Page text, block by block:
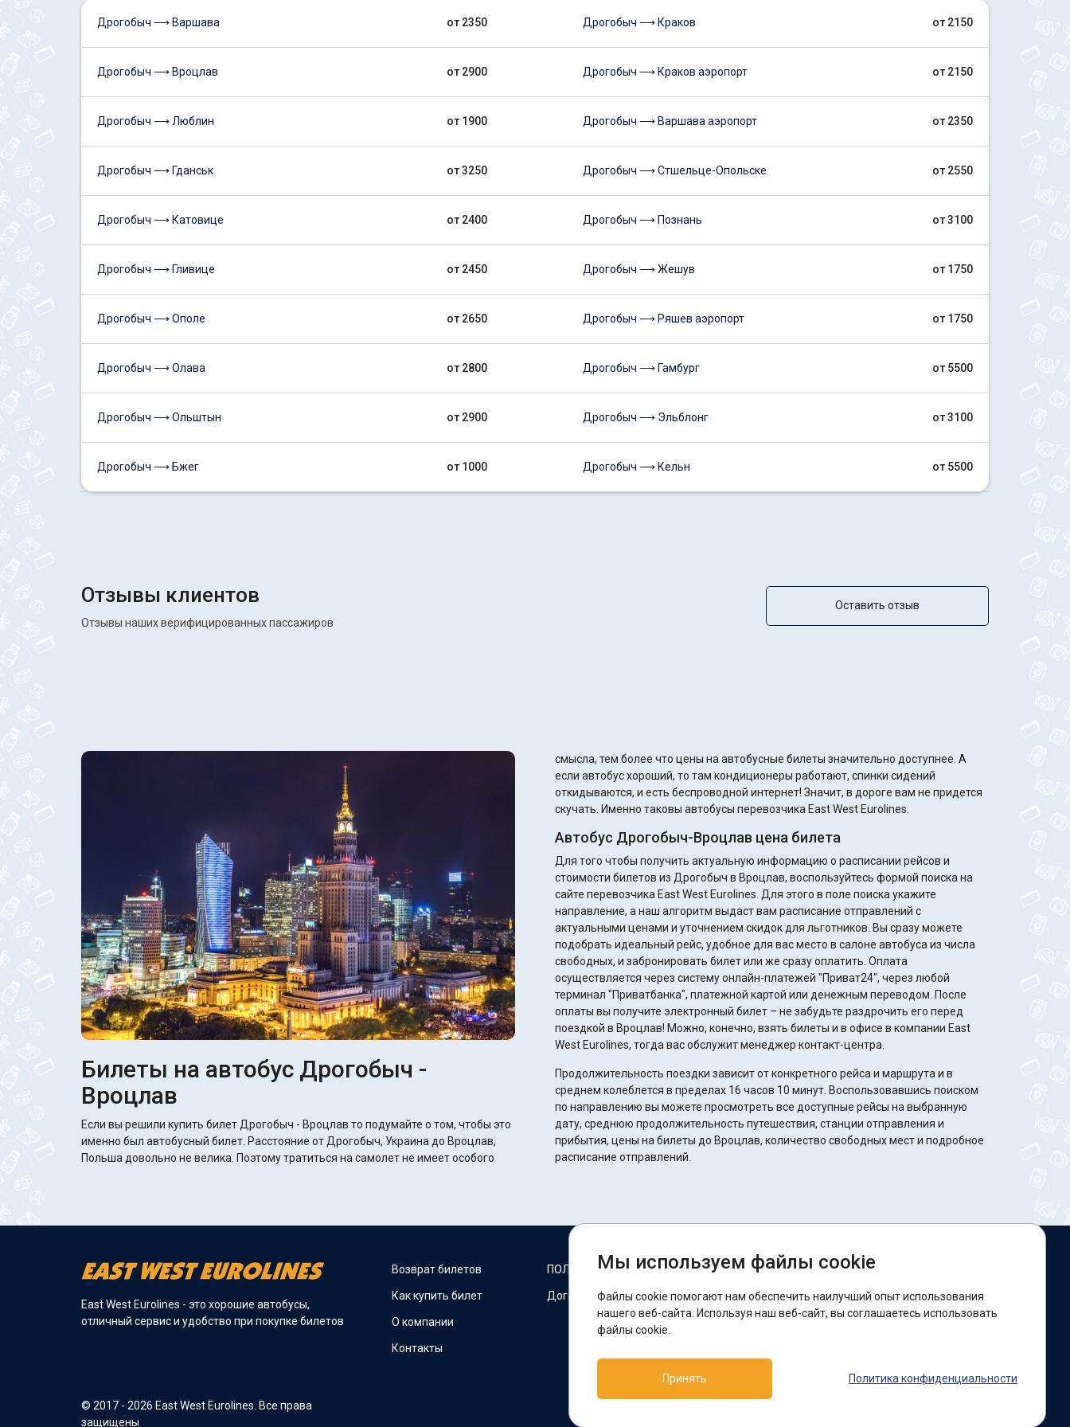
Дрогобыч ⟶ Варшава от 2350
Дрогобыч ⟶ Вроцлав от 2900
Дрогобыч ⟶ Люблин от 1900
Дрогобыч ⟶ Гданськ от 3250
Дрогобыч ⟶ Катовице от 2400
Дрогобыч ⟶ Гливице от 2450
Дрогобыч ⟶ Ополе от 2650
Дрогобыч ⟶ Олава от 2800
Дрогобыч ⟶ Ольштын от 2900
Дрогобыч ⟶ Бжег от 1000
Дрогобыч ⟶ Краков от 2150
Дрогобыч ⟶ Краков аэропорт от 2150
Дрогобыч ⟶ Варшава аэропорт от 2350
Дрогобыч ⟶ Стшельце-Опольске от 2550
Дрогобыч ⟶ Познань от 3100
Дрогобыч ⟶ Жешув от 1750
Дрогобыч ⟶ Ряшев аэропорт от 1750
Дрогобыч ⟶ Гамбург от 5500
Дрогобыч ⟶ Эльблонг от 3100
Дрогобыч ⟶ Кельн от 5500
Отзывы клиентов
Отзывы наших верифицированных пассажиров
Оставить отзыв
Билеты на автобус Дрогобыч -
Вроцлав
Если вы решили купить билет Дрогобыч - Вроцлав то подумайте о том, чтобы это
именно был автобусный билет. Расстояние от Дрогобыч, Украина до Вроцлав,
Польша довольно не велика. Поэтому тратиться на самолет не имеет особого
смысла, тем более что цены на автобусные билеты значительно доступнее. А
если автобус хороший, то там кондиционеры работают, спинки сидений
откидываются, и есть беспроводной интернет! Значит, в дороге вам не придется
скучать. Именно таковы автобусы перевозчика East West Eurolines.
Автобус Дрогобыч-Вроцлав цена билета
Для того чтобы получить актуальную информацию о расписании рейсов и
стоимости билетов из Дрогобыч в Вроцлав, воспользуйтесь формой поиска на
сайте перевозчика East West Eurolines. Для этого в поле поиска укажите
направление, а наш алгоритм выдаст вам расписание отправлений с
актуальными ценами и уточнением скидок для льготников. Вы сразу можете
подобрать идеальный рейс, удобное для вас место в салоне автобуса из числа
свободных, и забронировать билет или же сразу оплатить. Оплата
осуществляется через систему онлайн-платежей "Приват24", через любой
терминал "Приватбанка", платежной картой или денежным переводом. После
оплаты вы получите электронный билет – не забудьте раздрочить его перед
поездкой в Вроцлав! Можно, конечно, взять билеты и в офисе в компании East
West Eurolines, тогда вас обслужит менеджер контакт-центра.
Продолжительность поездки зависит от конкретного рейса и маршрута и в
среднем колеблется в пределах 16 часов 10 минут. Воспользовавшись поиском
по направлению вы можете просмотреть все доступные рейсы на выбранную
дату, среднюю продолжительность путешествия, станции отправления и
прибытия, цены на билеты до Вроцлав, количество свободных мест и подробное
расписание отправлений.
East West Eurolines - это хорошие автобусы,
отличный сервис и удобство при покупке билетов
© 2017 - 2026 East West Eurolines. Все права
защищены
Возврат билетов
Как купить билет
О компании
Контакты
ПОЛИТИКА COOKIES
Договор оферты
Мы в соцсетях:
Facebook
Поддержка:
Telegram-бот
Мы используем файлы cookie
Файлы cookie помогают нам обеспечить наилучший опыт использования
нашего веб-сайта. Используя наш веб-сайт, вы соглашаетесь использовать
файлы cookie.
Принять Политика конфиденциальности